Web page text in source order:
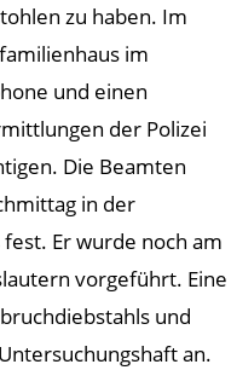
zu haben. Im
im
und einen
der Polizei
Die Beamten
in der
Er wurde noch am
vorgeführt. Eine
und
an.